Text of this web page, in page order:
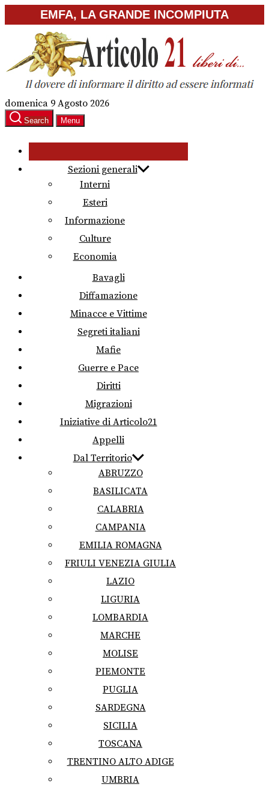
to
content
EMFA, LA GRANDE INCOMPIUTA
domenica 9 Agosto 2026
Search Menu
Sezioni generali
Interni
Esteri
Informazione
Culture
Economia
Bavagli
Diffamazione
Minacce e Vittime
Segreti italiani
Mafie
Guerre e Pace
Diritti
Migrazioni
Iniziative di Articolo21
Appelli
Dal Territorio
ABRUZZO
BASILICATA
CALABRIA
CAMPANIA
EMILIA ROMAGNA
FRIULI VENEZIA GIULIA
LAZIO
LIGURIA
LOMBARDIA
MARCHE
MOLISE
PIEMONTE
PUGLIA
SARDEGNA
SICILIA
TOSCANA
TRENTINO ALTO ADIGE
UMBRIA